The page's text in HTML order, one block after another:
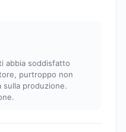
abbia soddisfatto
purtroppo non
sulla produzione.